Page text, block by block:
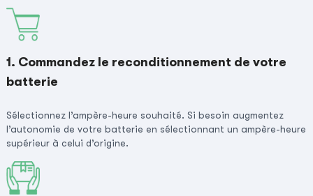
1. Commandez le reconditionnement de votre
batterie
Sélectionnez l’ampère-heure souhaité. Si besoin augmentez
l’autonomie de votre batterie en sélectionnant un ampère-heure
supérieur à celui d’origine.